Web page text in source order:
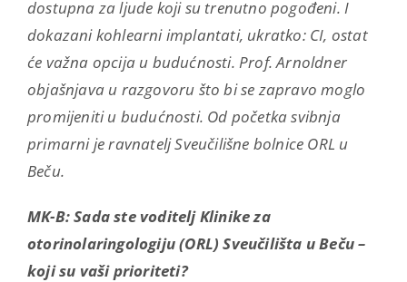
dostupna za ljude koji su trenutno pogođeni. I
dokazani kohlearni implantati, ukratko: CI, ostat
će važna opcija u budućnosti. Prof. Arnoldner
objašnjava u razgovoru što bi se zapravo moglo
promijeniti u budućnosti. Od početka svibnja
primarni je ravnatelj Sveučilišne bolnice ORL u
Beču.
MK-B:Sada ste voditelj Klinike za
otorinolaringologiju (ORL) Sveučilišta u Beču –
koji su vaši prioriteti?